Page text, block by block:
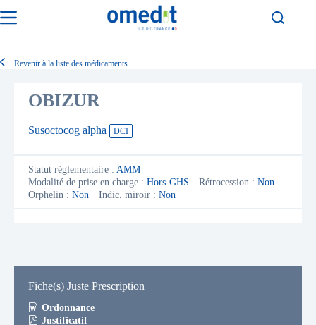
au
Revenir à la liste des médicaments
OBIZUR
Susoctocog alpha DCI
Statut réglementaire : AMM
Modalité de prise en charge : Hors-GHS Rétrocession : Non
Orphelin : Non Indic. miroir : Non
Fiche(s) Juste Prescription
Ordonnance
Justificatif